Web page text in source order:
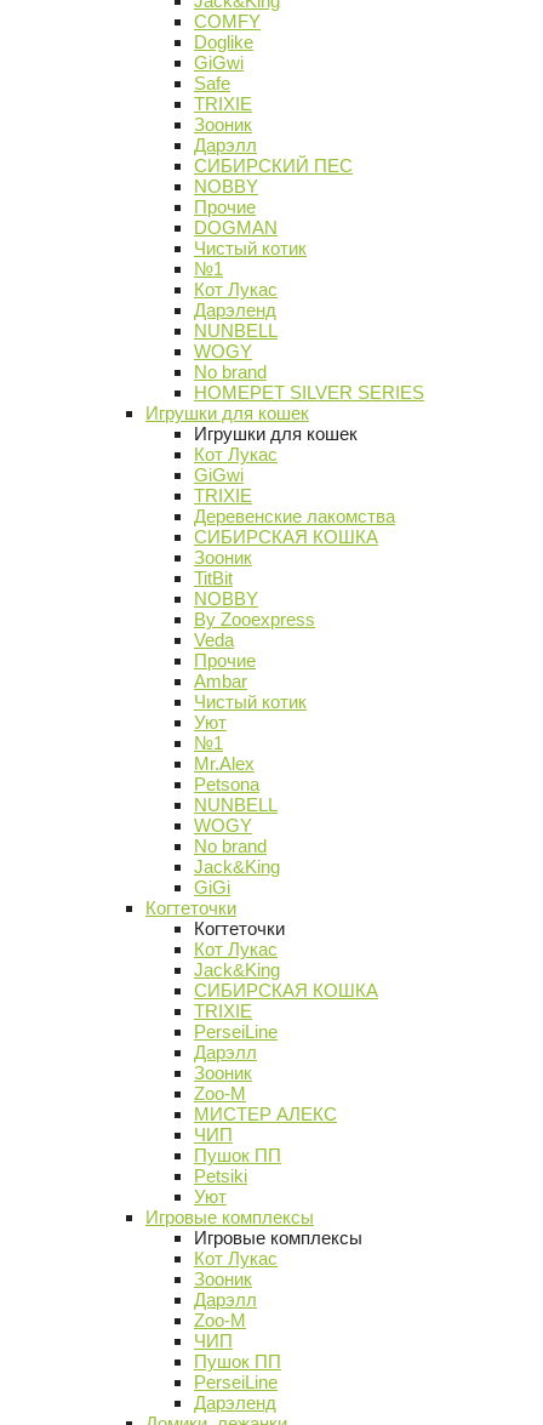
COMFY
Doglike
GiGwi
Safe
TRIXIE
Зооник
Дарэлл
СИБИРСКИЙ ПЕС
NOBBY
Прочие
DOGMAN
Чистый котик
№1
Кот Лукас
Дарэленд
NUNBELL
WOGY
No brand
HOMEPET SILVER SERIES
Игрушки для кошек
Игрушки для кошек
Кот Лукас
GiGwi
TRIXIE
Деревенские лакомства
СИБИРСКАЯ КОШКА
Зооник
TitBit
NOBBY
By Zooexpress
Veda
Прочие
Ambar
Чистый котик
Уют
№1
Mr.Alex
Petsona
NUNBELL
WOGY
No brand
Jack&King
GiGi
Когтеточки
Когтеточки
Кот Лукас
Jack&King
СИБИРСКАЯ КОШКА
TRIXIE
PerseiLine
Дарэлл
Зооник
Zoo-M
МИСТЕР АЛЕКС
ЧИП
Пушок ПП
Petsiki
Уют
Игровые комплексы
Игровые комплексы
Кот Лукас
Зооник
Дарэлл
Zoo-M
ЧИП
Пушок ПП
PerseiLine
Дарэленд